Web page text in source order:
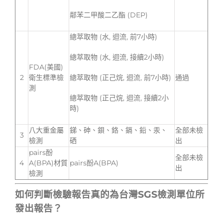
鄰苯二甲酸二乙酯 (DEP)
2
FDA(美國)
衛生標準檢
測
總萃取物 (水, 迴流, 前7小時)
總萃取物 (水, 迴流, 接續2小時)
總萃取物 (正己烷, 迴流, 前7小時)
總萃取物 (正己烷, 迴流, 接續2小
時)
通過
3
八大重金屬
檢測
銻、砷、鋇、鉻、鎘、鉛、汞、
硒
全部未檢
出
4
pairs酚
A(BPA)材質
檢測
pairs酚A(BPA)
全部未檢
出
如何判斷檢驗報告真的為台灣SGS檢測單位所
發出報告？